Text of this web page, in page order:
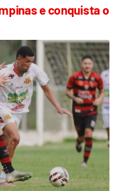
e conquista o